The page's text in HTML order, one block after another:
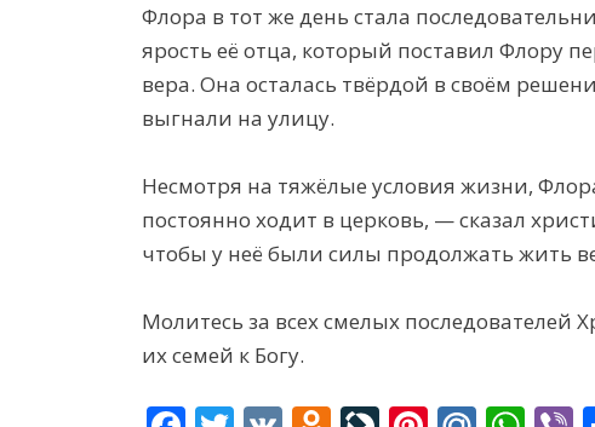
Флора в тот же день стала
ярость её отца, который поставил Флору
вера. Она осталась твёрдой в своём
выгнали на улицу.
Несмотря на тяжёлые условия жизни,
постоянно ходит в церковь, — сказал
чтобы у неё были силы продолжать жить
Молитесь за всех смелых последователей
их семей к Богу.